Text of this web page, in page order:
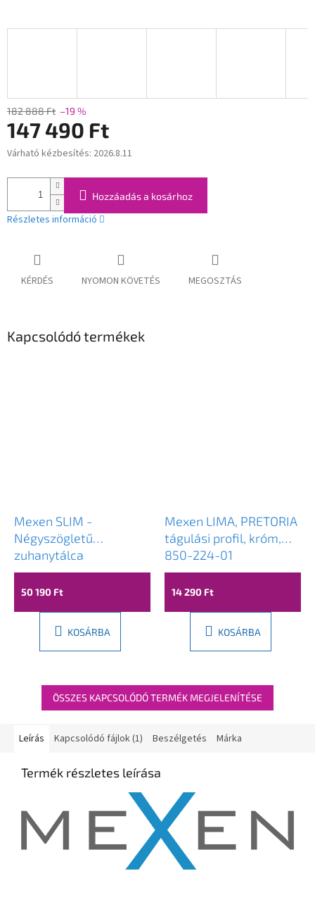
182 888 Ft –19 %
147 490 Ft
Egységár:
Várható kézbesítés: 2026.8.11
Hozzáadás a kosárhoz
Részletes információ
KÉRDÉS NYOMON KÖVETÉS MEGOSZTÁS
Kapcsolódó termékek
Mexen SLIM -
Négyszögletű
zuhanytálca
100x80x5cm + króm
szifon, fehér, 40108010
50 190 Ft
KOSÁRBA
Mexen LIMA, PRETORIA
tágulási profil, króm,
850-224-01
14 290 Ft
KOSÁRBA
ÖSSZES KAPCSOLÓDÓ TERMÉK MEGJELENÍTÉSE
Leírás Kapcsolódó fájlok (1) Beszélgetés Márka
Termék részletes leírása